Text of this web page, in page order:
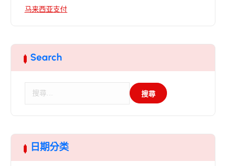
马来西亚支付
Search
字
:
日期分类